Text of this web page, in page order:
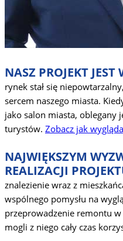
NASZ PROJEKT
rynek stał się
sercem naszego miasta.
jako salon miasta, oblegany
turystów. Zobacz jak
NAJWIĘKSZYM
REALIZACJI
znalezienie wraz z
wspólnego pomysłu na
przeprowadzenie remontu
mogli z niego cały czas